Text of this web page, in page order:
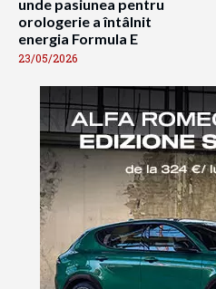
unde pasiunea pentru
orologerie a întâlnit
energia Formula E
23/05/2026